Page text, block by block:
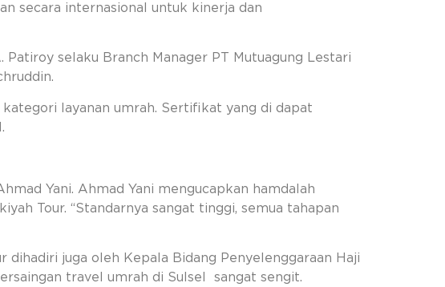
secara internasional untuk kinerja dan
selaku Branch Manager PT Mutuagung Lestari
layanan umrah. Sertifikat yang di dapat
Yani. Ahmad Yani mengucapkan hamdalah
Tour. “Standarnya sangat tinggi, semua tahapan
dihadiri juga oleh Kepala Bidang Penyelenggaraan Haji
travel umrah di Sulsel sangat sengit.